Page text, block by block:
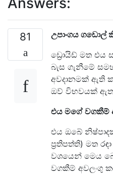
81
උපාංගය ගඩොල්
ඩ්‍රොයිඩ් මත එය
බැස ගැනීමේ
අවදානමක් ඇති
ඔව් විභවයක්
එය මගේ වගකීම්
එය ඔබේ
ප්‍රතිපත්ති) මත
වශයෙන් මෙය
වගකීම් අවලංගු